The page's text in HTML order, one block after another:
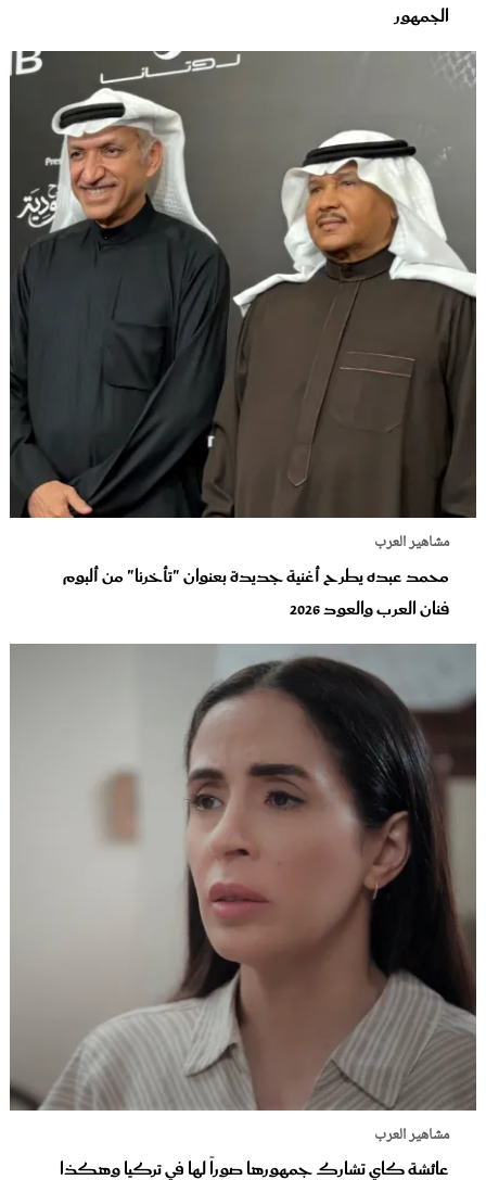
الجمهور
مشاهير العرب
محمد عبده يطرح أغنية جديدة بعنوان "تأخرنا" من ألبوم
فنان العرب والعود‬ 2026
مشاهير العرب
عائشة كاي تشارك جمهورها صوراً لها في تركيا وهكذا